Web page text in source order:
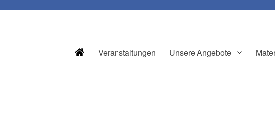
Veranstaltungen Unsere Angebote